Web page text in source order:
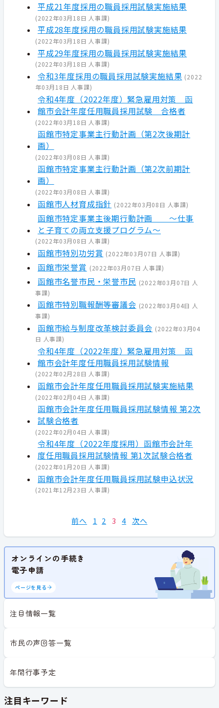
平成21年度採用の職員採用試験実施結果
(2022年03月18日 人事課)
平成28年度採用の職員採用試験実施結果
(2022年03月18日 人事課)
平成29年度採用の職員採用試験実施結果
(2022年03月18日 人事課)
令和3年度採用の職員採用試験実施結果 (2022
年03月18日 人事課)
令和4年度（2022年度）緊急雇用対策 函
館市会計年度任用職員採用試験 合格者
(2022年03月18日 人事課)
函館市特定事業主行動計画（第2次後期計
画）
(2022年03月08日 人事課)
函館市特定事業主行動計画（第2次前期計
画）
(2022年03月08日 人事課)
函館市人材育成指針 (2022年03月08日 人事課)
函館市特定事業主後期行動計画 ～仕事
と子育ての両立支援プログラム～
(2022年03月08日 人事課)
函館市特別功労賞 (2022年03月07日 人事課)
函館市栄誉賞 (2022年03月07日 人事課)
函館市名誉市民・栄誉市民 (2022年03月07日 人
事課)
函館市特別職報酬等審議会 (2022年03月04日 人
事課)
函館市給与制度改革検討委員会 (2022年03月04
日 人事課)
令和4年度（2022年度）緊急雇用対策 函
館市会計年度任用職員採用試験情報
(2022年02月28日 人事課)
函館市会計年度任用職員採用試験実施結果
(2022年02月04日 人事課)
函館市会計年度任用職員採用試験情報 第2次
試験合格者
(2022年02月04日 人事課)
令和4年度（2022年度採用）函館市会計年
度任用職員採用試験情報 第1次試験合格者
(2022年01月20日 人事課)
函館市会計年度任用職員採用試験申込状況
(2021年12月23日 人事課)
前へ 1 2 3 4 次へ
オンラインの手続き
電子申請
ページを見る
注目情報一覧
市民の声回答一覧
年間行事予定
注目キーワード